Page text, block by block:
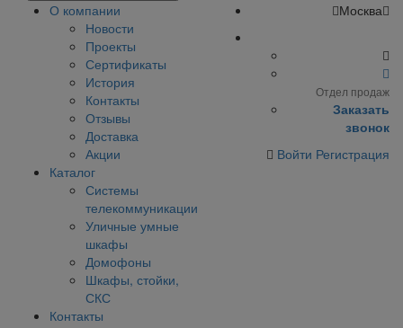
О компании
Новости
Проекты
Сертификаты
История
Контакты
Отзывы
Доставка
Акции
Каталог
Системы
телекоммуникации
Уличные умные
шкафы
Домофоны
Шкафы, стойки,
СКС
Контакты
Москва
Отдел продаж
Заказать
звонок
Войти Регистрация